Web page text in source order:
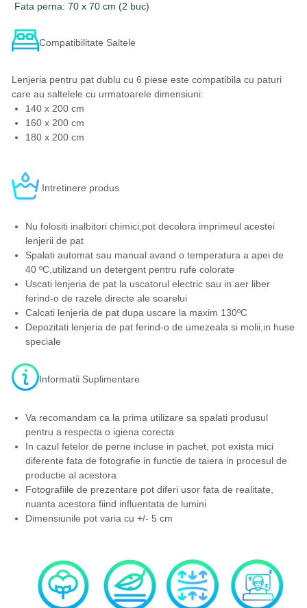
Fata perna: 70 x 70 cm (2 buc)
Compatibilitate Saltele
Lenjeria pentru pat dublu cu 6 piese este compatibila cu paturi
care au saltelele cu urmatoarele dimensiuni:
140 x 200 cm
160 x 200 cm
180 x 200 cm
Intretinere produs
Nu folositi inalbitori chimici,pot decolora imprimeul acestei
lenjerii de pat
Spalati automat sau manual avand o temperatura a apei de
40 ºC,utilizand un detergent pentru rufe colorate
Uscati lenjeria de pat la uscatorul electric sau in aer liber
ferind-o de razele directe ale soarelui
Calcati lenjeria de pat dupa uscare la maxim 130ºC
Depozitati lenjeria de pat ferind-o de umezeala si molii,in huse
speciale
Informatii Suplimentare
Va recomandam ca la prima utilizare sa spalati produsul
pentru a respecta o igiena corecta
In cazul fetelor de perne incluse in pachet, pot exista mici
diferente fata de fotografie in functie de taiera in procesul de
productie al acestora
Fotografiile de prezentare pot diferi usor fata de realitate,
nuanta acestora fiind influentata de lumini
Dimensiunile pot varia cu +/- 5 cm